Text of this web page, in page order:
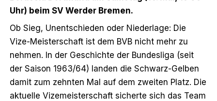
Uhr) beim SV Werder Bremen.
Ob Sieg, Unentschieden oder Niederlage: Die
Vize-Meisterschaft ist dem BVB nicht mehr zu
nehmen. In der Geschichte der Bundesliga (seit
der Saison 1963/64) landen die Schwarz-Gelben
damit zum zehnten Mal auf dem zweiten Platz. Die
aktuelle Vizemeisterschaft sicherte sich das Team